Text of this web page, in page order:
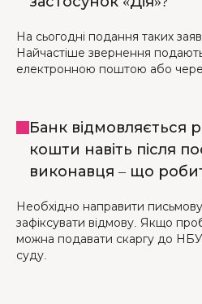
На сьогодні подання таких
Найчастіше звернення
електронною поштою або
Банк відмовляється
кошти навіть після
виконавця – що
Необхідно направити
зафіксувати відмову. Якщо
можна подавати скаргу до
суду.